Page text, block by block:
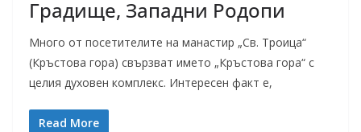
Градище, Западни Родопи
Много от посетителите на манастир „Св. Троица“
(Кръстова гора) свързват името „Кръстова гора“ с
целия духовен комплекс. Интересен факт е,
Read More